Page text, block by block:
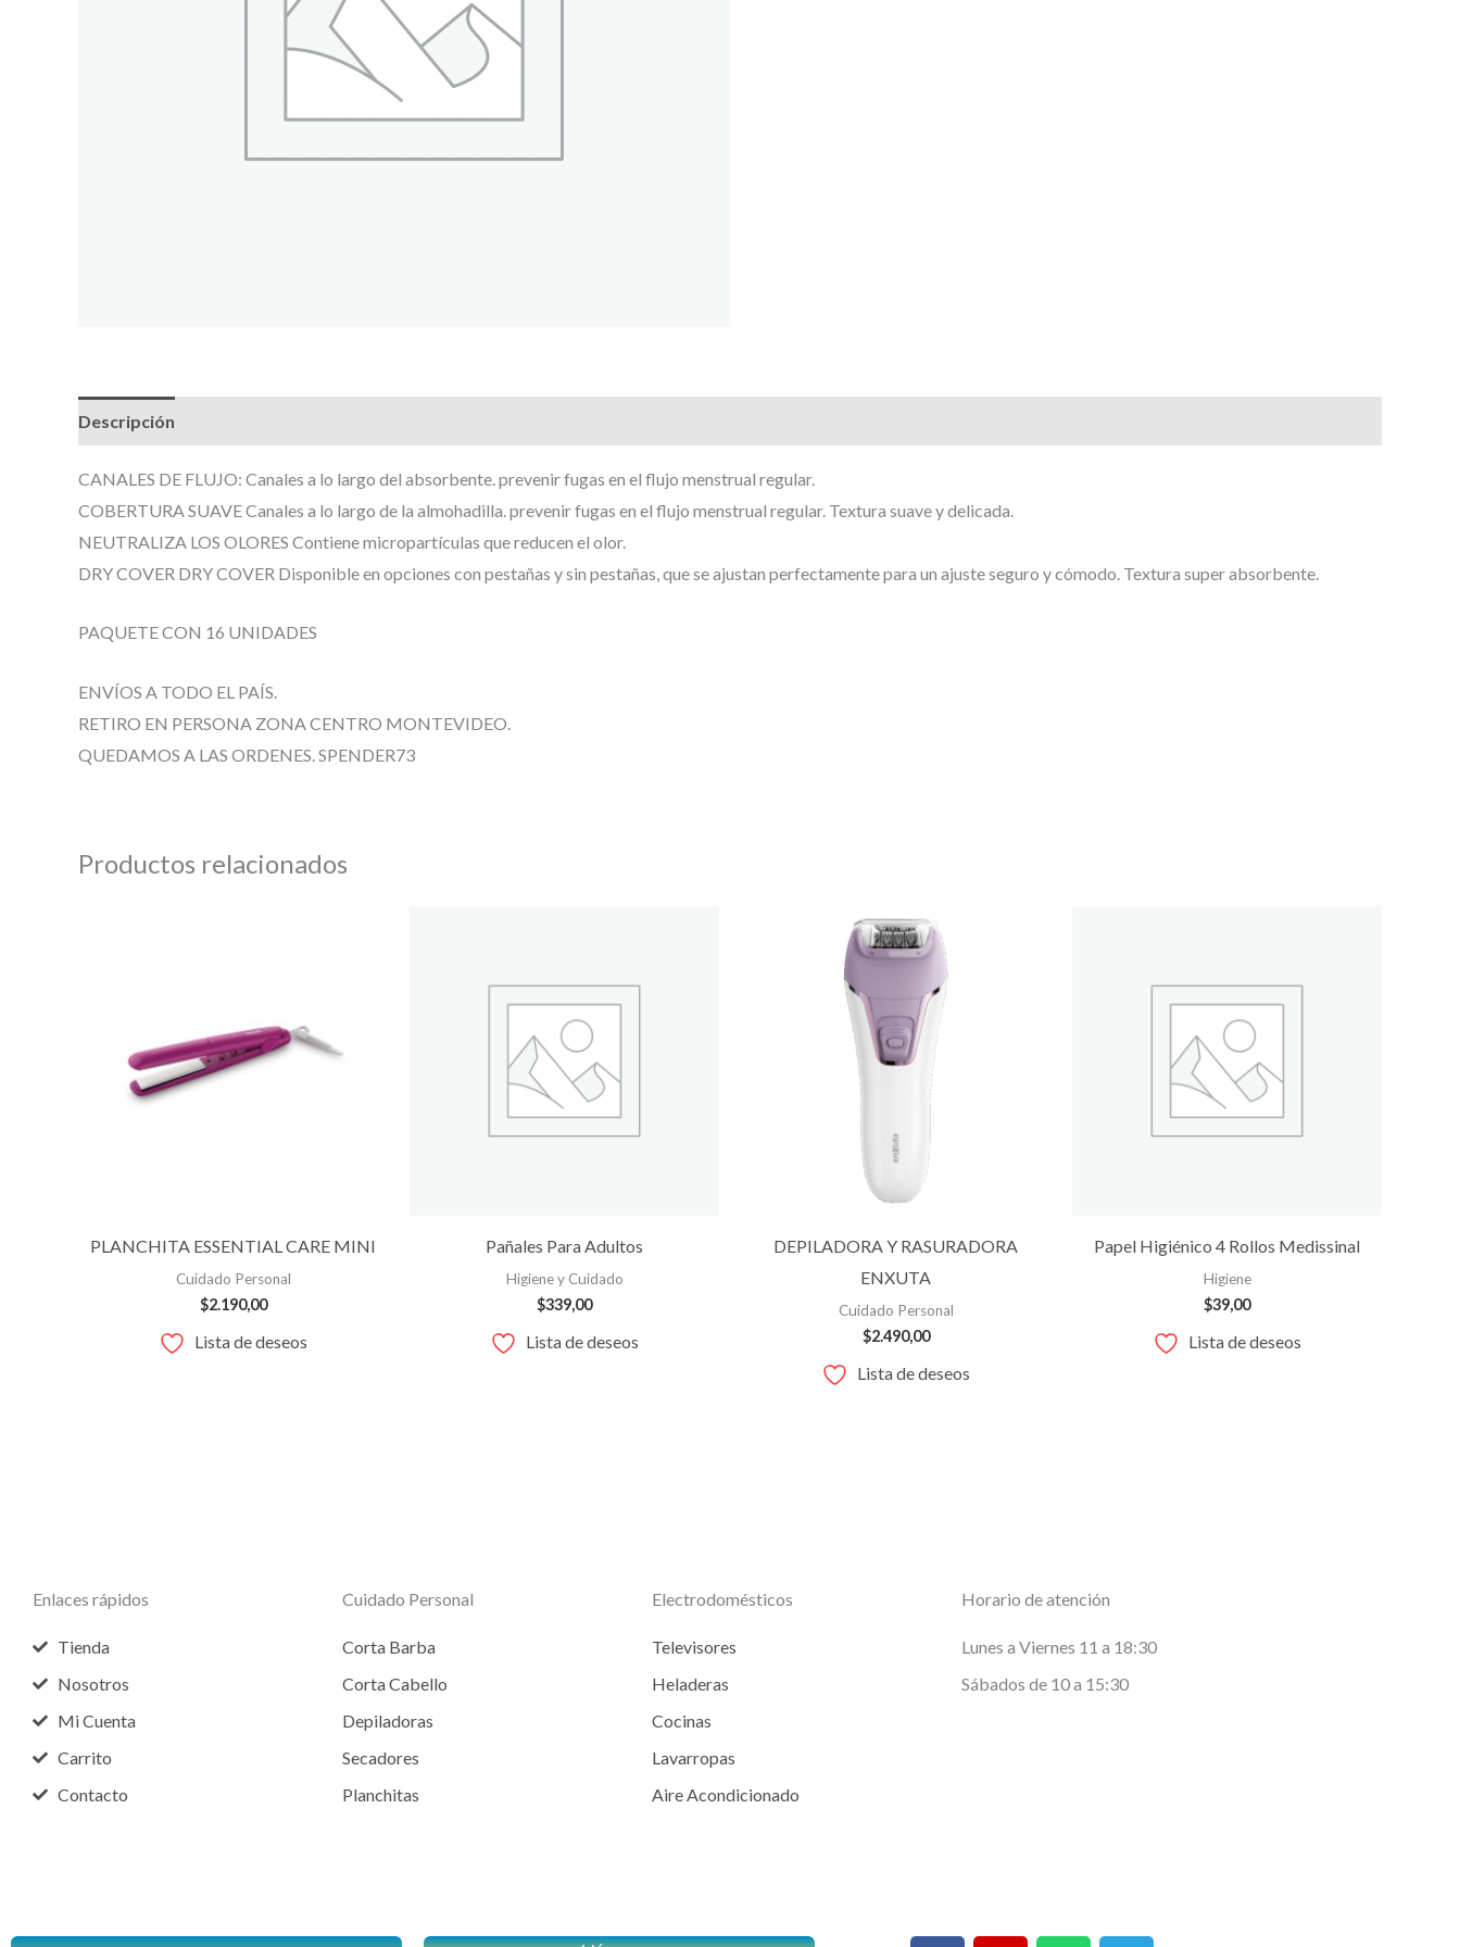
Descripción
CANALES DE FLUJO: Canales a lo largo del absorbente. prevenir fugas en el flujo menstrual regular.
COBERTURA SUAVE Canales a lo largo de la almohadilla. prevenir fugas en el flujo menstrual regular. Textura suave y delicada.
NEUTRALIZA LOS OLORES Contiene micropartículas que reducen el olor.
DRY COVER DRY COVER Disponible en opciones con pestañas y sin pestañas, que se ajustan perfectamente para un ajuste seguro y cómodo. Textura super absorbente.
PAQUETE CON 16 UNIDADES
ENVÍOS A TODO EL PAÍS.
RETIRO EN PERSONA ZONA CENTRO MONTEVIDEO.
QUEDAMOS A LAS ORDENES. SPENDER73
Productos relacionados
PLANCHITA ESSENTIAL CARE MINI
Cuidado Personal
$2.190,00
Lista de deseos
Pañales Para Adultos
Higiene y Cuidado
$339,00
Lista de deseos
DEPILADORA Y RASURADORA
ENXUTA
Cuidado Personal
$2.490,00
Lista de deseos
Papel Higiénico 4 Rollos Medissinal
Higiene
$39,00
Lista de deseos
Enlaces rápidos
Tienda
Nosotros
Mi Cuenta
Carrito
Contacto
Cuidado Personal
Corta Barba
Corta Cabello
Depiladoras
Secadores
Planchitas
Electrodomésticos
Televisores
Heladeras
Cocinas
Lavarropas
Aire Acondicionado
Horario de atención
Lunes a Viernes 11 a 18:30
Sábados de 10 a 15:30